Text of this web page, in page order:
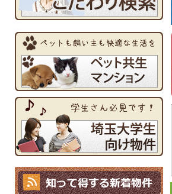
7/24 与野本町1R 徒歩4分
敷金礼金ゼロ
広めの収納あり
『エクレール与野本町Ⅱ』←クリック
7/23 お家にいながらお部屋探し
来店不要なので隙間時間にも内見可能
【オンライン内見】←詳細はクリック
7/21 3連休明けで 本格的な暑さ
が到来
内見の際は水分補給をはさみながら、
無理のないペースでお付き合いください
熱中症にお気をつけてお過ごしください